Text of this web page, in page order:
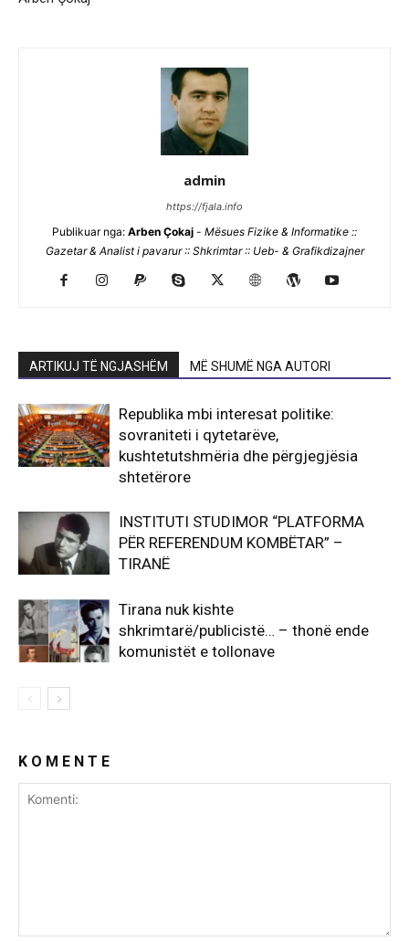
admin
https://fjala.info
Publikuar nga: Arben Çokaj - Mësues Fizike & Informatike ::
Gazetar & Analist i pavarur :: Shkrimtar :: Ueb- & Grafikdizajner
ARTIKUJ TË NGJASHËM MË SHUMË NGA AUTORI
Republika mbi interesat politike:
sovraniteti i qytetarëve,
kushtetutshmëria dhe përgjegjësia
shtetërore
INSTITUTI STUDIMOR “PLATFORMA
PËR REFERENDUM KOMBËTAR” –
TIRANË
Tirana nuk kishte
shkrimtarë/publicistë… – thonë ende
komunistët e tollonave
K O M E N T E